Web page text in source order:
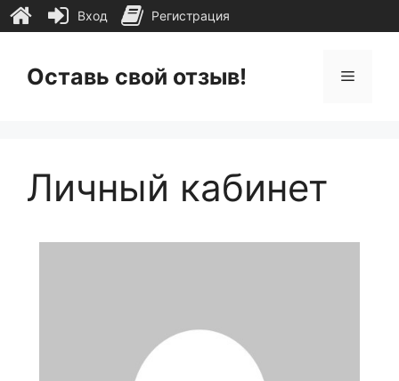
содержимому
Оставь свой отзыв! Меню
Личный кабинет
Вход Регистрация